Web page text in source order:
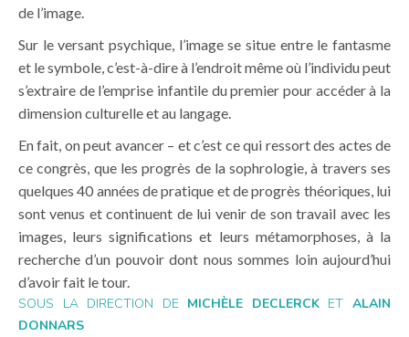
de l’image.
Sur le versant psychique, l’image se situe entre le fantasme
et le symbole, c’est-à-dire à l’endroit même où l’individu peut
s’extraire de l’emprise infantile du premier pour accéder à la
dimension culturelle et au langage.
En fait, on peut avancer – et c’est ce qui ressort des actes de
ce congrès, que les progrès de la sophrologie, à travers ses
quelques 40 années de pratique et de progrès théoriques, lui
sont venus et continuent de lui venir de son travail avec les
images, leurs significations et leurs métamorphoses, à la
recherche d’un pouvoir dont nous sommes loin aujourd’hui
d’avoir fait le tour.
SOUS LA DIRECTION DE MICHÈLE DECLERCKETALAIN
DONNARS